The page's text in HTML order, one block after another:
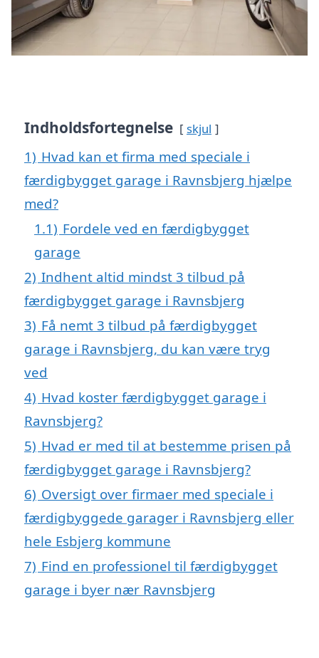
Indholdsfortegnelse skjul
1) Hvad kan et firma med speciale i
færdigbygget garage i Ravnsbjerg hjælpe
med?
1.1) Fordele ved en færdigbygget
garage
2) Indhent altid mindst 3 tilbud på
færdigbygget garage i Ravnsbjerg
3) Få nemt 3 tilbud på færdigbygget
garage i Ravnsbjerg, du kan være tryg
ved
4) Hvad koster færdigbygget garage i
Ravnsbjerg?
5) Hvad er med til at bestemme prisen på
færdigbygget garage i Ravnsbjerg?
6) Oversigt over firmaer med speciale i
færdigbyggede garager i Ravnsbjerg eller
hele Esbjerg kommune
7) Find en professionel til færdigbygget
garage i byer nær Ravnsbjerg